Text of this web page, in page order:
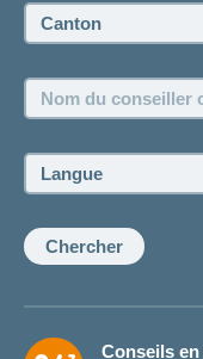
Postes vacants
Canton:
Nom
du
ou
de
conseillère:
Langue:
Chercher
Conseils en